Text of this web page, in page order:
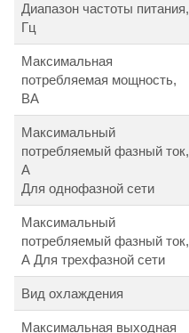
Диапазон частоты питания,
Гц
Максимальная
потребляемая мощность,
ВА
Максимальный
потребляемый фазный ток,
А
Для однофазной сети
Максимальный
потребляемый фазный ток,
А Для трехфазной сети
Вид охлаждения
Максимальная выходная